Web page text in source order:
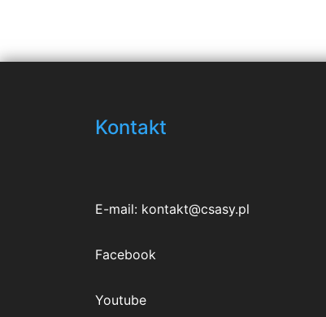
Kontakt
E-mail: kontakt@csasy.pl
Facebook
Youtube